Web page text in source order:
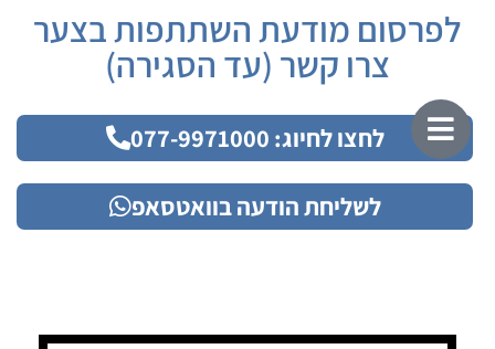
לפרסום מודעת השתתפות בצער
צרו קשר (עד הסגירה)
לחצו לחיוג: 077-9971000
לשליחת הודעה בוואטסאפ